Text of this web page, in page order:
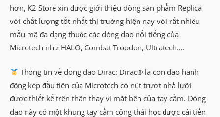
hơn, K2 Store xin được giới thiệu dòng sản phẩm Replica
với chất lượng tốt nhất thị trường hiện nay với rất nhiều
mẫu mã đa dạng thuộc các dòng dao nổi tiếng của
Microtech như HALO, Combat Troodon, Ultratech….
Thông tin về dòng dao Dirac: Dirac® là con dao hành
động kép đầu tiên của Microtech có nút trượt nhả lưỡi
được thiết kế trên thân thay vì mặt bên của tay cầm. Dòng
dao này có một khung tay cầm công thái học được cải tiến